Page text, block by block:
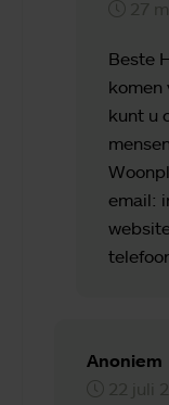
27
Beste
komen
kunt u
email:
Anoniem
22 juli